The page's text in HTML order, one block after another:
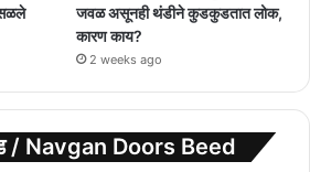
जवळ असूनही थंडीने कुडकुडतात लोक,
कारण काय?
2 weeks ago
/ Navgan Doors Beed